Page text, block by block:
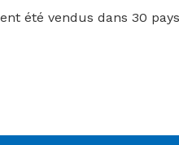
été vendus dans 30